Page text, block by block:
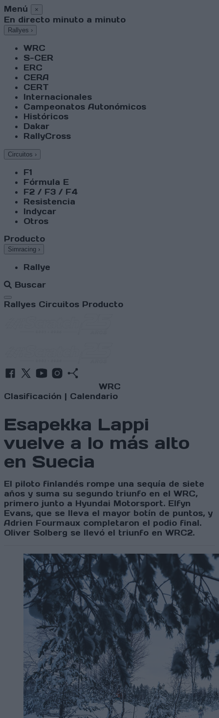
Menú ×
En directo minuto a minuto
Rallyes ›
WRC
S-CER
ERC
CERA
CERT
Internacionales
Campeonatos Autonómicos
Históricos
Dakar
RallyCross
Circuitos ›
F1
Fórmula E
F2 / F3 / F4
Resistencia
Indycar
Otros
Producto
Simracing ›
Rallye
Buscar
Abrir menú
Rallyes Circuitos Producto
WRC
Clasificación | Calendario
Esapekka Lappi
vuelve a lo más alto
en Suecia
El piloto finlandés rompe una sequía de siete
años y suma su segundo triunfo en el WRC,
primero junto a Hyundai Motorsport. Elfyn
Evans, que se lleva el mayor botín de puntos, y
Adrien Fourmaux completaron el podio final.
Oliver Solberg se llevó el triunfo en WRC2.